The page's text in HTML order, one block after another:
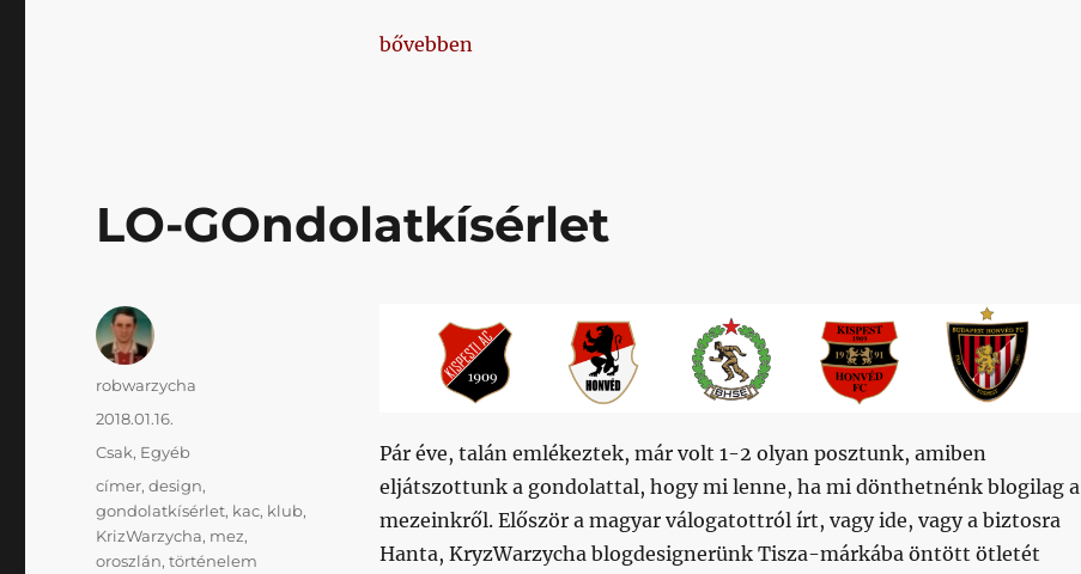
„Két kérdés, amit általában elfelejtünk feltenni magunknak”
bővebben
LO-GOndolatkísérlet
Pár éve, talán emlékeztek, már volt 1-2 olyan posztunk, amiben
eljátszottunk a gondolattal, hogy mi lenne, ha mi dönthetnénk blogilag a
mezeinkről. Először a magyar válogatottról írt, vagy ide, vagy a biztosra
Hanta, KryzWarzycha blogdesignerünk Tisza-márkába öntött ötletét
Szerző
robwarzycha
Közzétéve
2018.01.16.
Kategória
Csak, Egyéb
Címke
címer,design,
gondolatkísérlet, kac, klub,
KrizWarzycha, mez,
oroszlán,történelem